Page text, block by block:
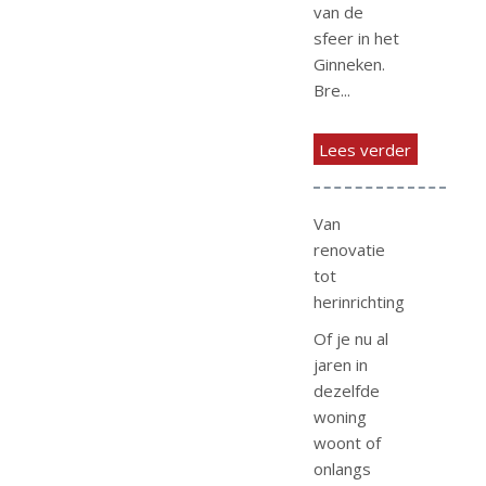
van de
sfeer in het
Ginneken.
Bre...
Lees verder
Van
renovatie
tot
herinrichting
Of je nu al
jaren in
dezelfde
woning
woont of
onlangs